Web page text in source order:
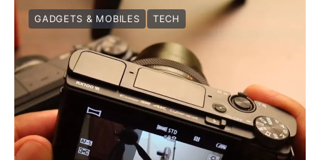
GADGETS & MOBILES TECH